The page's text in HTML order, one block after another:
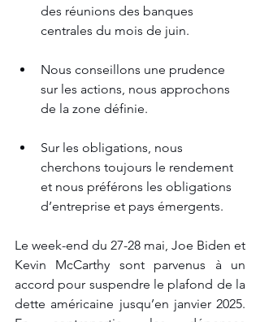
des réunions des banques
centrales du mois de juin.
Nous conseillons une prudence
sur les actions, nous approchons
de la zone définie.
Sur les obligations, nous
cherchons toujours le rendement
et nous préférons les obligations
d’entreprise et pays émergents.
Le week-end du 27-28 mai, Joe Biden et
Kevin McCarthy sont parvenus à un
accord pour suspendre le plafond de la
dette américaine jusqu’en janvier 2025.